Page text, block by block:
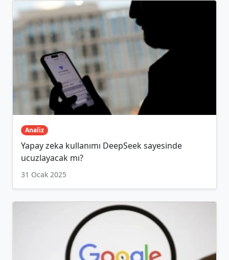
Analiz
Yapay zeka kullanımı DeepSeek sayesinde
ucuzlayacak mı?
31 Ocak 2025